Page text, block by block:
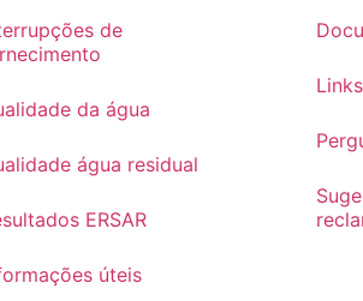
de
da água
água residual
ERSAR
úteis